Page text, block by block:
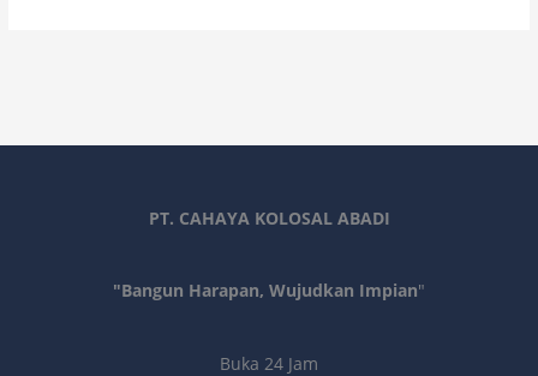
PT. CAHAYA KOLOSAL ABADI
"Bangun Harapan, Wujudkan Impian"
Buka 24 Jam